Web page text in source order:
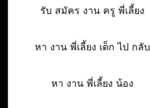
รับ สมัคร งาน ครู พี่เลี้ยง
หา งาน พี่เลี้ยง เด็ก ไป กลับ
หา งาน พี่เลี้ยง น้อง